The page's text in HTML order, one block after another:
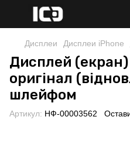
Дисплеи Дисплеи iPhone
Дисплей
оригінал
шлейфом
Артикул: НФ-00003562